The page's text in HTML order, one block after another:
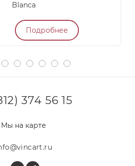
Blanca
Подробнее
374 56 15
Мы на карте